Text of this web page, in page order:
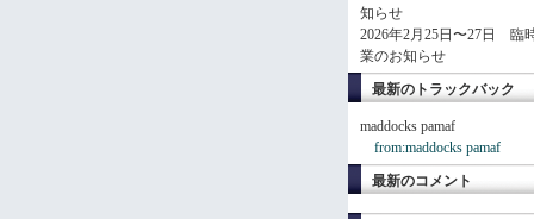
知らせ
2026年2月25日〜27日 臨
業のお知らせ
最新のトラックバック
maddocks pamaf
from:maddocks pamaf
最新のコメント